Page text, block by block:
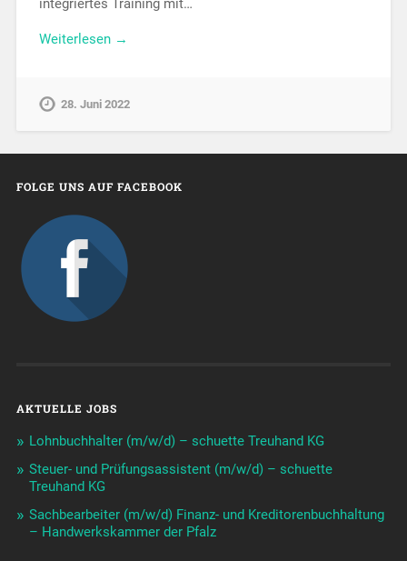
integriertes Training mit…
Weiterlesen →
28. Juni 2022
FOLGE UNS AUF FACEBOOK
AKTUELLE JOBS
Lohnbuchhalter (m/w/d) – schuette Treuhand KG
Steuer- und Prüfungsassistent (m/w/d) – schuette
Treuhand KG
Sachbearbeiter (m/w/d) Finanz- und Kreditorenbuchhaltung
– Handwerkskammer der Pfalz